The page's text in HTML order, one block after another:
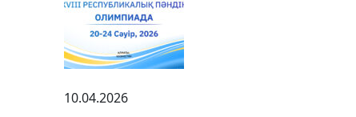
10.04.2026